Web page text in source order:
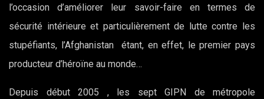
l’occasion d’améliorer leur savoir-faire en termes de
sécurité intérieure et particulièrement de lutte contre les
stupéfiants, l’Afghanistan étant, en effet, le premier pays
producteur d’héroïne au monde…
Depuis début 2005 , les sept GIPN de métropole